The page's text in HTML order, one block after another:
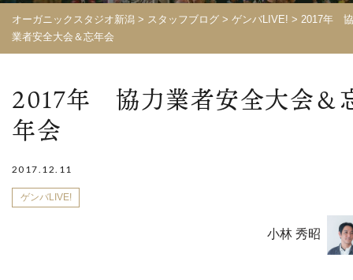
オーガニックスタジオ新潟 > スタッフブログ > ゲンバLIVE! > 2017年
業者安全大会＆忘年会
2017年 協力業者安全大会＆
年会
2017.12.11
ゲンバLIVE!
小林 秀昭